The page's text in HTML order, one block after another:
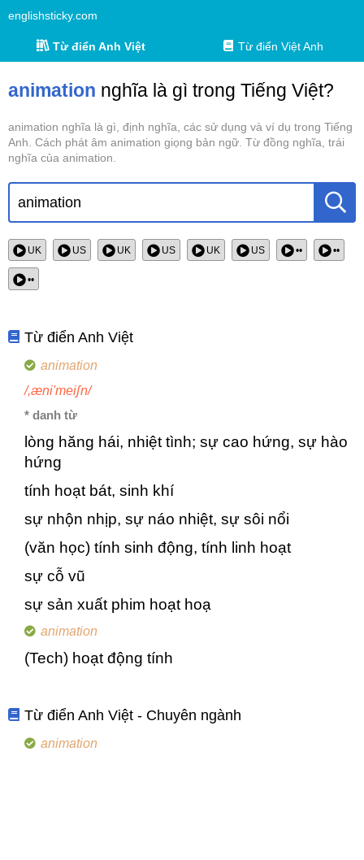
englishsticky.com
Từ điển Anh Việt Từ điển Việt Anh
animation nghĩa là gì trong Tiếng Việt?
animation nghĩa là gì, định nghĩa, các sử dụng và ví dụ trong Tiếng
Anh. Cách phát âm animation giọng bản ngữ. Từ đồng nghĩa, trái
nghĩa của animation.
UK US UK US UK US •• ••
••
Từ điển Anh Việt
animation
/,æni'meiʃn/
* danh từ
lòng hăng hái, nhiệt tình; sự cao hứng, sự hào
hứng
tính hoạt bát, sinh khí
sự nhộn nhịp, sự náo nhiệt, sự sôi nổi
(văn học) tính sinh động, tính linh hoạt
sự cỗ vũ
sự sản xuất phim hoạt hoạ
animation
(Tech) hoạt động tính
Từ điển Anh Việt - Chuyên ngành
animation